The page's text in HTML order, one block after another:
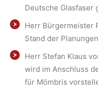
Deutsche Glasfaser
Herr Bürgermeister
Stand der
Herr Stefan Klaus
wird im Anschluss
für Mömbris